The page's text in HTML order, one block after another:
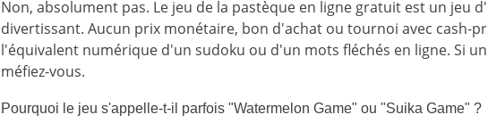
Non, absolument pas. Le jeu de la pastèque en ligne gratuit est un jeu
divertissant. Aucun prix monétaire, bon d'achat ou tournoi avec cash-
l'équivalent numérique d'un sudoku ou d'un mots fléchés en ligne. Si
méfiez-vous.
Pourquoi le jeu s'appelle-t-il parfois "Watermelon Game" ou "Suika Game" ?